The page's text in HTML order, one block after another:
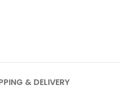
& DELIVERY